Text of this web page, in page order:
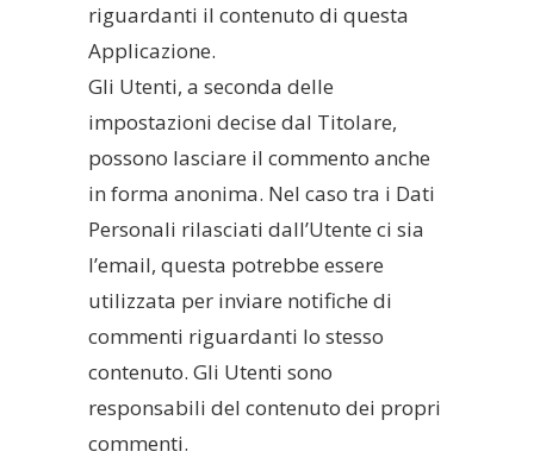
riguardanti il contenuto di questa
Applicazione.
Gli Utenti, a seconda delle
impostazioni decise dal Titolare,
possono lasciare il commento anche
in forma anonima. Nel caso tra i Dati
Personali rilasciati dall’Utente ci sia
l’email, questa potrebbe essere
utilizzata per inviare notifiche di
commenti riguardanti lo stesso
contenuto. Gli Utenti sono
responsabili del contenuto dei propri
commenti.